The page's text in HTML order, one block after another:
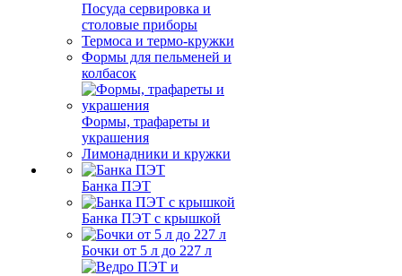
Посуда сервировка и
столовые приборы
Термоса и термо-кружки
Формы для пельменей и
колбасок
Формы, трафареты и
украшения
Лимонадники и кружки
Банка ПЭТ
Банка ПЭТ с крышкой
Бочки от 5 л до 227 л